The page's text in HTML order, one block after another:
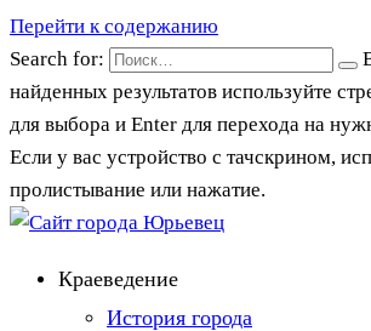
Перейти к содержанию
Search for:
найденных результатов используйте
для выбора и Enter для перехода на
Если у вас устройство с тачскрином,
пролистывание или нажатие.
Краеведение
История города